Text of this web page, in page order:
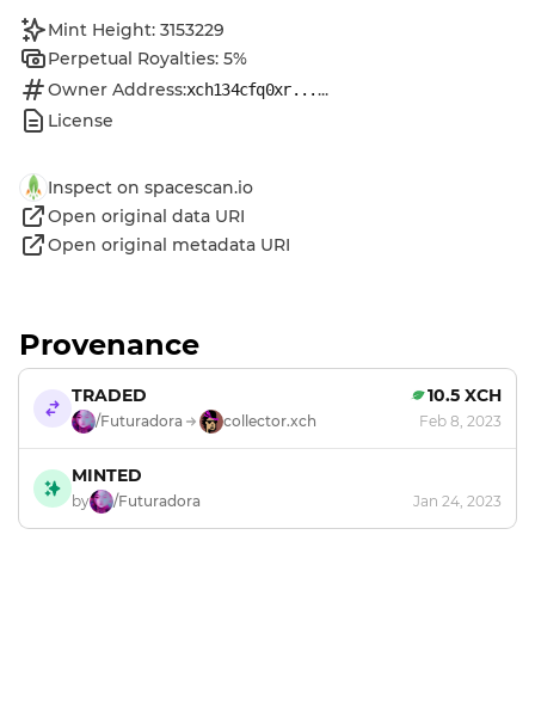
Mint Height: 3153229
Perpetual Royalties: 5%
Owner Address:xch134cfq0xr......
License
Inspect on spacescan.io
Open original data URI
Open original metadata URI
Provenance
TRADED 10.5 XCH
/Futuradora collector.xch Feb 8, 2023
MINTED
by /Futuradora Jan 24, 2023